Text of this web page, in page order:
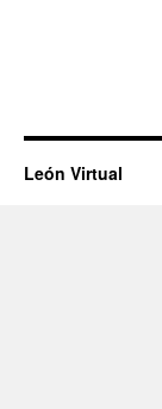
León Virtual